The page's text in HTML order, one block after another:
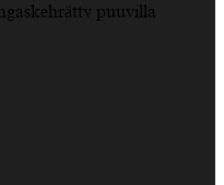
puuvilla